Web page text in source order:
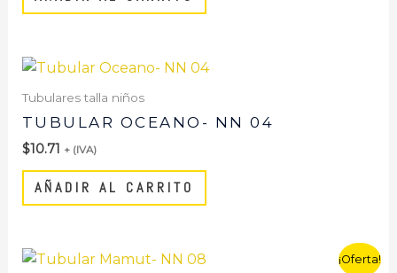
Tubulares talla niños
TUBULAR OCEANO- NN 04
$10.71 + (IVA)
AÑADIR AL CARRITO
¡Oferta!
El
El